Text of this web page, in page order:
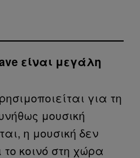
είναι μεγάλη
για τη
μουσική
η μουσική δεν
το κοινό στη χώρα